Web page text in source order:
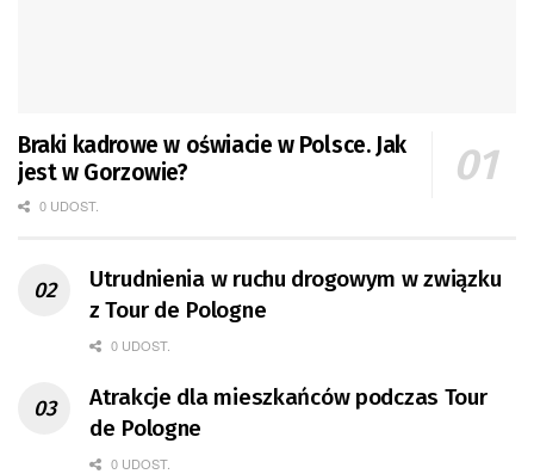
Braki kadrowe w oświacie w Polsce. Jak
jest w Gorzowie?
0 UDOST.
Utrudnienia w ruchu drogowym w związku
z Tour de Pologne
0 UDOST.
Atrakcje dla mieszkańców podczas Tour
de Pologne
0 UDOST.